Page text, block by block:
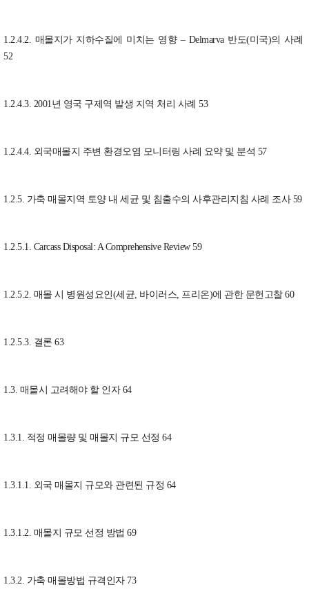
1.2.4.2. 매몰지가 지하수질에 미치는 영향 – Delmarva 반도(미국)의 사례
52
1.2.4.3. 2001년 영국 구제역 발생 지역 처리 사례 53
1.2.4.4. 외국매몰지 주변 환경오염 모니터링 사례 요약 및 분석 57
1.2.5. 가축 매몰지역 토양 내 세균 및 침출수의 사후관리지침 사례 조사 59
1.2.5.1. Carcass Disposal: A Comprehensive Review 59
1.2.5.2. 매몰 시 병원성요인(세균, 바이러스, 프리온)에 관한 문헌고찰 60
1.2.5.3. 결론 63
1.3. 매몰시 고려해야 할 인자 64
1.3.1. 적정 매몰량 및 매몰지 규모 선정 64
1.3.1.1. 외국 매몰지 규모와 관련된 규정 64
1.3.1.2. 매몰지 규모 선정 방법 69
1.3.2. 가축 매몰방법 규격인자 73